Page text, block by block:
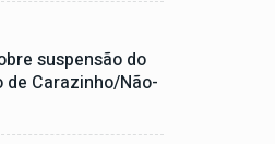
suspensão do
Carazinho/Não-